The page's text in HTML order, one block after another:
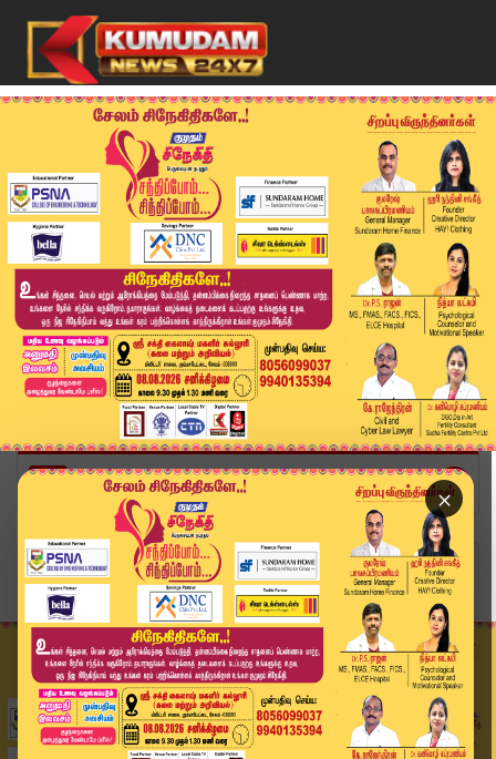
×
Home
வீடியோ ஸ்டோரி
"நாங்கள் நடக்க விடமாட்டோம்” - Prakash Raj | Par...